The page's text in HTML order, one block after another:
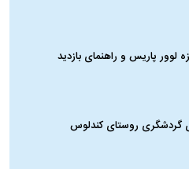
لوور پاریس و راهنمای بازدید
گردشگری روستای کندلوس